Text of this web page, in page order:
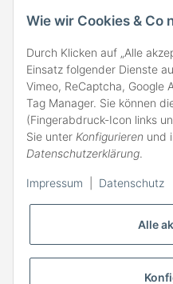
Alle
Wie wir Cookies & Co
Durch Klicken auf „Alle
Einsatz folgender Dienste
Vimeo, ReCaptcha, Google
Tag Manager. Sie können
(Fingerabdruck-Icon links
Sie unter Konfigurieren und
Datenschutzerklärung.
Impressum Datenschutz
ZAHLARTEN